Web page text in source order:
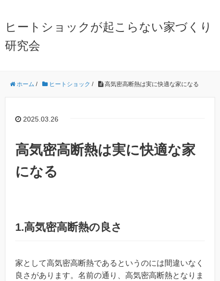
ヒートショックが起こらない家づくり
研究会
ホーム / ヒートショック / 高気密高断熱は実に快適な家になる
2025.03.26
高気密高断熱は実に快適な家
になる
1.高気密高断熱の良さ
家として高気密高断熱であるというのには間違いなく
良さがあります。名前の通り、高気密高断熱となりま